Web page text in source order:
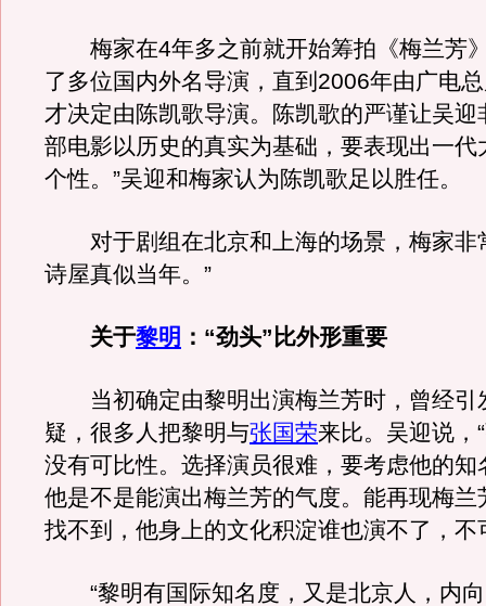
梅家在4年多之前就开始筹拍《梅兰芳
了多位国内外名导演，直到2006年由广电
才决定由陈凯歌导演。陈凯歌的严谨让吴迎
部电影以历史的真实为基础，要表现出一代
个性。”吴迎和梅家认为陈凯歌足以胜任。
对于剧组在北京和上海的场景，梅家非
诗屋真似当年。”
关于黎明 ：“劲头”比外形重要
当初确定由黎明出演梅兰芳时，曾经引
疑，很多人把黎明与张国荣来比。吴迎说，
没有可比性。选择演员很难，要考虑他的知
他是不是能演出梅兰芳的气度。能再现梅兰
找不到，他身上的文化积淀谁也演不了，不
“黎明有国际知名度，又是北京人，内向